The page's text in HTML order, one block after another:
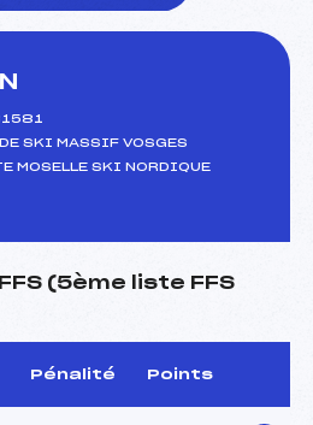
SKI MASSIF VOSGES
MOSELLE SKI NORDIQUE
(5ème liste FFS
Pénalité Points